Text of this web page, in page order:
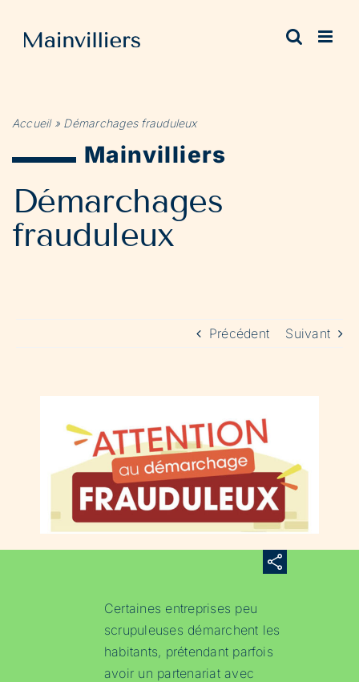
contenu
Accueil» Démarchages frauduleux
Mainvilliers
Démarchages
frauduleux
Précédent Suivant
Certaines entreprises peu
scrupuleuses démarchent les
habitants, prétendant parfois
avoir un partenariat avec